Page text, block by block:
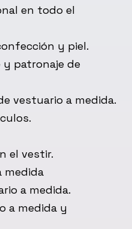
en todo el
y piel.
y patronaje de
vestuario a medida.
el vestir.
medida
a medida.
a medida y